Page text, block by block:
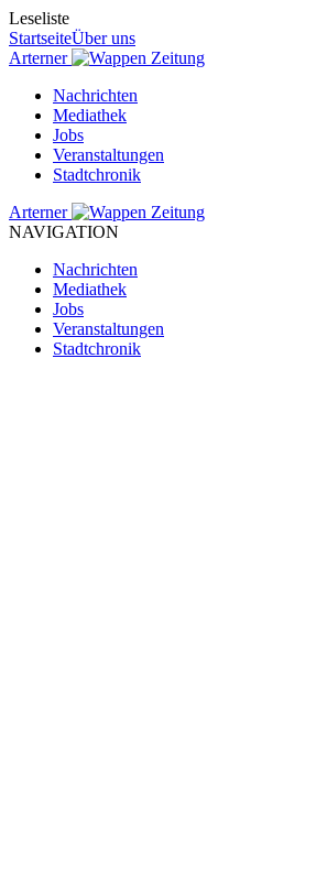
Leseliste
StartseiteÜber uns
Arterner
Zeitung
Nachrichten
Mediathek
Jobs
Veranstaltungen
Stadtchronik
Arterner
Zeitung
NAVIGATION
Nachrichten
Mediathek
Jobs
Veranstaltungen
Stadtchronik